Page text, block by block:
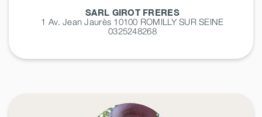
SARL GIROT FRERES
1 Av. Jean Jaurès 10100 ROMILLY SUR SEINE
0325248268